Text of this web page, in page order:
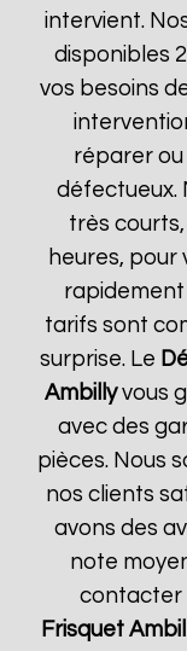
intervient.
disponibles
vos besoins
réparer
défectueux.
très
heures, pour
tarifs sont
surprise. Le
Ambillyvous
avec des
pièces. Nous
nos clients
avons des
note
contacter
Frisquet